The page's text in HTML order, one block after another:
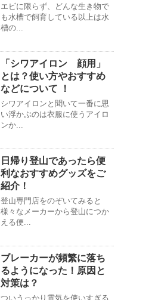
エビに限らず、どんな生き物で
も水槽で飼育している以上は水
槽の...
「シワアイロン 顔用」
とは？使い方やおすすめ
などについて ！
シワアイロンと聞いて一番に思
い浮かぶのは衣服に使うアイロ
ンか...
日帰り登山であったら便
利なおすすめグッズをご
紹介！
登山専門店をのぞいてみると
様々なメーカーから登山につか
える便...
ブレーカーが頻繁に落ち
るようになった！原因と
対策は？
ついうっかり電気を使いすぎる